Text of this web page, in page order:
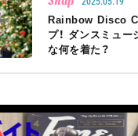
Rainbow Disco
プ！ ダンスミュ
な何を着た？